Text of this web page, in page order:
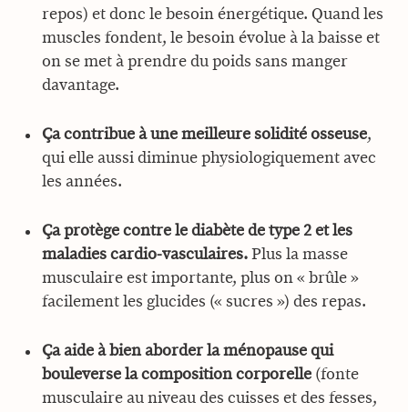
repos) et donc le besoin énergétique. Quand les
muscles fondent, le besoin évolue à la baisse et
on se met à prendre du poids sans manger
davantage.
Ça contribue à une meilleure solidité osseuse,
qui elle aussi diminue physiologiquement avec
les années.
Ça protège contre le diabète de type 2 et les
maladies cardio-vasculaires. Plus la masse
musculaire est importante, plus on « brûle »
facilement les glucides (« sucres ») des repas.
Ça aide à bien aborder la ménopause qui
bouleverse la composition corporelle (fonte
musculaire au niveau des cuisses et des fesses,